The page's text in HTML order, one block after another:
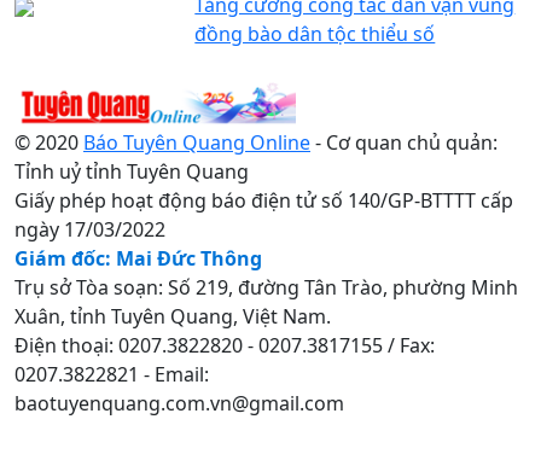
đồng bào dân tộc thiểu số
© 2020 Báo Tuyên Quang Online- Cơ quan chủ quản:
Tỉnh uỷ tỉnh Tuyên Quang
Giấy phép hoạt động báo điện tử số 140/GP-BTTTT cấp
ngày 17/03/2022
Giám đốc: Mai Đức Thông
Trụ sở Tòa soạn: Số 219, đường Tân Trào, phường Minh
Xuân, tỉnh Tuyên Quang, Việt Nam.
Điện thoại: 0207.3822820 - 0207.3817155 / Fax:
0207.3822821 - Email:
baotuyenquang.com.vn@gmail.com